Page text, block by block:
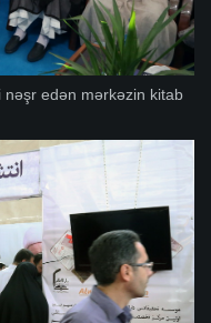
edən mərkəzin kitab